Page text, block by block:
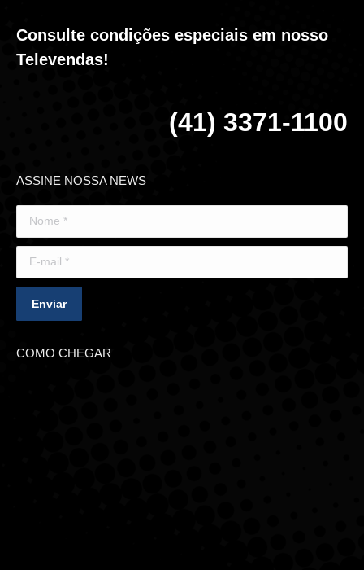
Consulte condições especiais em nosso
Televendas!
(41) 3371-1100
ASSINE NOSSA NEWS
Enviar
COMO CHEGAR